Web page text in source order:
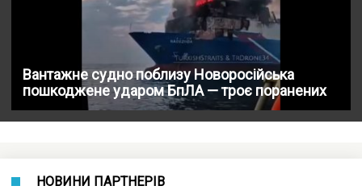
Вантажне судно поблизу Новоросійська
пошкоджене ударом БпЛА — троє поранених
НОВИНИ ПАРТНЕРІВ